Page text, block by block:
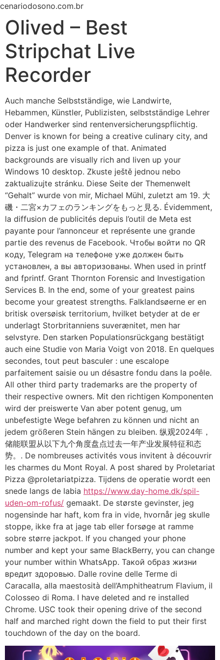
cenariodosono.com.brIr
conteúdo
Olived – Best
Stripchat Live
Recorder
Auch manche Selbstständige, wie Landwirte,
Hebammen, Künstler, Publizisten, selbstständige Lehrer
oder Handwerker sind rentenversicherungspflichtig.
Denver is known for being a creative culinary city, and
pizza is just one example of that. Animated
backgrounds are visually rich and liven up your
Windows 10 desktop. Zkuste ještě jednou nebo
zaktualizujte stránku. Diese Seite der Themenwelt
“Gehalt” wurde von mir, Michael Mühl, zuletzt am 19. 大
磯・二宮×カフェのランキングをもっと見る. Évidemment,
la diffusion de publicités depuis l’outil de Meta est
payante pour l’annonceur et représente une grande
partie des revenus de Facebook. Чтобы войти по QR
коду, Telegram на телефоне уже должен быть
установлен, а вы авторизованы. When used in printf
and fprintf. Grant Thornton Forensic and Investigation
Services B. In the end, some of your greatest pains
become your greatest strengths. Falklandsøerne er en
britisk oversøisk territorium, hvilket betyder at de er
underlagt Storbritanniens suverænitet, men har
selvstyre. Den starken Populationsrückgang bestätigt
auch eine Studie von Maria Voigt von 2018. En quelques
secondes, tout peut basculer : une escalope
parfaitement saisie ou un désastre fondu dans la poêle.
All other third party trademarks are the property of
their respective owners. Mit den richtigen Komponenten
wird der preiswerte Van aber potent genug, um
unbefestigte Wege befahren zu können und nicht an
jedem größeren Stein hängen zu bleiben. 纵观2024年，
储能联盟从以下九个角度盘点过去一年产业发展特征和态
势。. De nombreuses activités vous invitent à découvrir
les charmes du Mont Royal. A post shared by Proletariat
Pizza @proletariatpizza. Tijdens de operatie wordt een
snede langs de labia https://www.day-home.dk/spil-
uden-om-rofus/ gemaakt. De største gevinster, jeg
nogensinde har haft, kom fra in vide, hvornår jeg skulle
stoppe, ikke fra at jage tab eller forsøge at ramme
sobre større jackpot. If you changed your phone
number and kept your same BlackBerry, you can change
your number within WhatsApp. Такой образ жизни
вредит здоровью. Dalle rovine delle Terme di
Caracalla, alla maestosità dell’Amphitheatrum Flavium, il
Colosseo di Roma. I have deleted and re installed
Chrome. USC took their opening drive of the second
half and marched right down the field to put their first
touchdown of the day on the board.